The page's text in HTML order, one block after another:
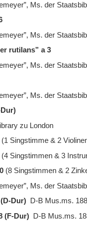
Ms. der
Ms. der
rutilans” a 3
Ms. der
Ms. der
zu London
(1 Singstimme & 2
(4 Singstimmen & 3
(8 Singstimmen & 2
Ms. der
Dur) D-B Mus.ms.
(F-Dur) D-B Mus.ms.